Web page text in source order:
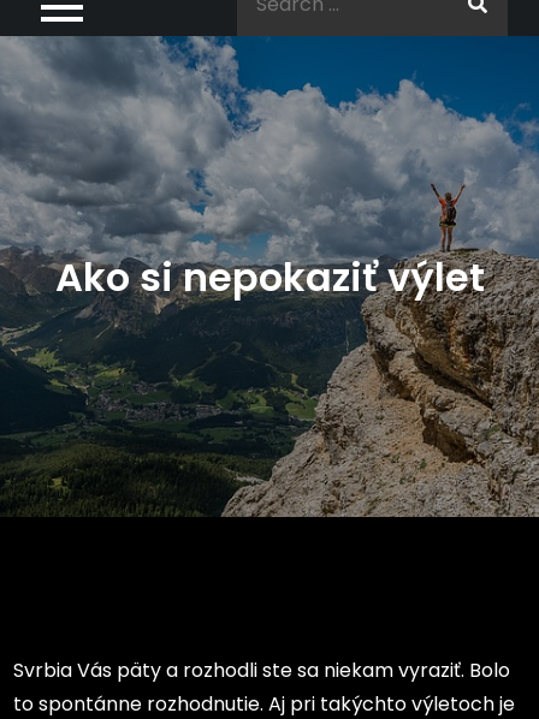
Ako si nepokaziť výlet
Svrbia Vás päty a rozhodli ste sa niekam vyraziť. Bolo
to spontánne rozhodnutie. Aj pri takýchto výletoch je